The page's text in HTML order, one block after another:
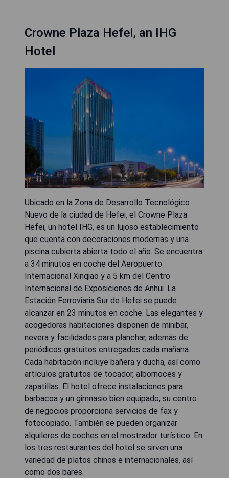
Crowne Plaza Hefei, an IHG
Hotel
Ubicado en la Zona de Desarrollo Tecnológico
Nuevo de la ciudad de Hefei, el Crowne Plaza
Hefei, un hotel IHG, es un lujoso establecimiento
que cuenta con decoraciones modernas y una
piscina cubierta abierta todo el año. Se encuentra
a 34 minutos en coche del Aeropuerto
Internacional Xinqiao y a 5 km del Centro
Internacional de Exposiciones de Anhui. La
Estación Ferroviaria Sur de Hefei se puede
alcanzar en 23 minutos en coche. Las elegantes y
acogedoras habitaciones disponen de minibar,
nevera y facilidades para planchar, además de
periódicos gratuitos entregados cada mañana.
Cada habitación incluye bañera y ducha, así como
artículos gratuitos de tocador, albornoces y
zapatillas. El hotel ofrece instalaciones para
barbacoa y un gimnasio bien equipado; su centro
de negocios proporciona servicios de fax y
fotocopiado. También se pueden organizar
alquileres de coches en el mostrador turístico. En
los tres restaurantes del hotel se sirven una
variedad de platos chinos e internacionales, así
como dos bares.